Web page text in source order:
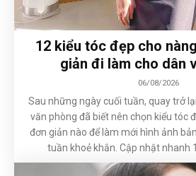
12 kiểu tóc đẹp cho
giản đi làm cho dân
06/08/2026
Sau những ngày cuối tuần, quay trở
văn phòng đã biết nên chọn kiểu tóc
đơn giản nào để làm mới hình ảnh
tuần khoẻ khắn. Cập nhật nhanh